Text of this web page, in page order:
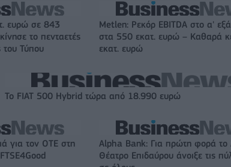
ευρώ σε 843
το πενταετές
του Τύπου
Metlen: Ρεκόρ EBITDA στο α'
στα 550 εκατ. ευρώ – Καθαρά
εκατ. ευρώ
Το FIAT 500 Hybrid τώρα από 18.990 ευρώ
για τον ΟΤΕ στη
Alpha Bank: Για πρώτη φορά το
Θέατρο Επιδαύρου άνοιξε τις